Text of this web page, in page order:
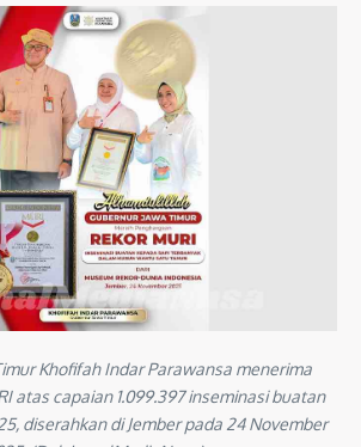
Khofifah Indar Parawansa menerima
atas capaian 1.099.397 inseminasi buatan
diserahkan di Jember pada 24 November